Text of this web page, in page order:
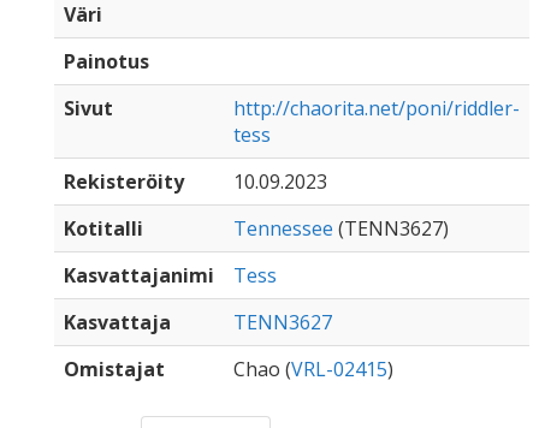
Väri
Painotus
Sivut
http://chaorita.net/poni/riddler-
tess
Rekisteröity
10.09.2023
Kotitalli
Tennessee (TENN3627)
Kasvattajanimi
Tess
Kasvattaja
TENN3627
Omistajat
Chao (VRL-02415)